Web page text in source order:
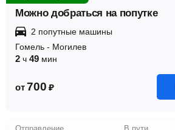
Можно добраться на попутке
2 попутные машины
Гомель - Могилев
2 ч 49 мин
от 700 ₽